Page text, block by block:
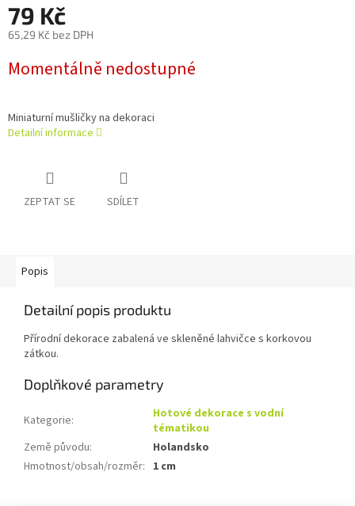
79 Kč
65,29 Kč bez DPH
cena:
Momentálně nedostupné
Miniaturní mušličky na dekoraci
Detailní informace
ZEPTAT SE SDÍLET
Popis
Detailní popis produktu
Přírodní dekorace zabalená ve skleněné lahvičce s korkovou
zátkou.
Doplňkové parametry
Kategorie:
Hotové dekorace s vodní
tématikou
Země původu:
Holandsko
Hmotnost/obsah/rozměr: 1 cm